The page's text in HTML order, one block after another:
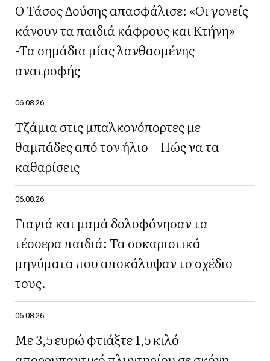
Ο Τάσος Δούσης απασφάλισε: «Οι γονείς
κάνουν τα παιδιά κάφρους και Κτήνη»
-Τα σημάδια μίας λανθασμένης
ανατροφής
06.08.26
Τζάμια στις μπαλκονόπορτες με
θαμπάδες από τον ήλιο – Πώς να τα
καθαρίσεις
06.08.26
Γιαγιά και μαμά δολοφόνησαν τα
τέσσερα παιδιά: Τα σοκαριστικά
μηνύματα που αποκάλυψαν το σχέδιο
τους.
06.08.26
Με 3,5 ευρώ φτιάξτε 1,5 κιλό